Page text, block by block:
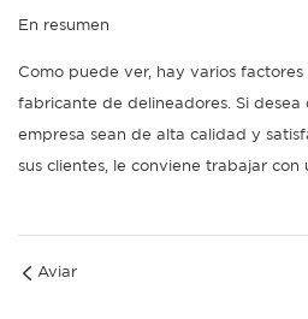
En resumen
Como puede ver, hay varios
fabricante de delineadores. Si desea
empresa sean de alta calidad y
sus clientes, le conviene trabajar
Aviar